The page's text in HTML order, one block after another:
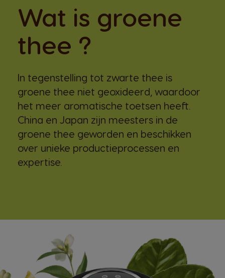
Wat is groene
thee ?
In tegenstelling tot zwarte thee is
groene thee niet geoxideerd, waardoor
het meer aromatische toetsen heeft.
China en Japan zijn meesters in de
groene thee geworden en beschikken
over unieke productieprocessen en
expertise.